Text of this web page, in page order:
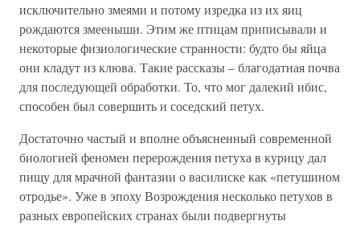
исключительно змеями и потому изредка из их яиц
рождаются змееныши. Этим же птицам приписывали и
некоторые физиологические странности: будто бы яйца
они кладут из клюва. Такие рассказы – благодатная почва
для последующей обработки. То, что мог далекий ибис,
способен был совершить и соседский петух.
Достаточно частый и вполне объясненный современной
биологией феномен перерождения петуха в курицу дал
пищу для мрачной фантазии о василиске как «петушином
отродье». Уже в эпоху Возрождения несколько петухов в
разных европейских странах были подвергнуты